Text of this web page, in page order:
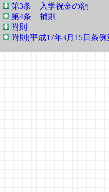
第3条 入学祝金の額
第4条 補則
附則
附則(平成17年3月15日条例